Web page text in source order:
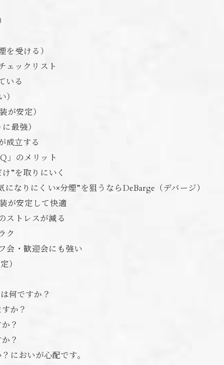
受ける）
ェックリスト
いる
が安定）
最強）
成立する
」のメリット
”を取りにいく
なりにくい×分煙”を狙うならDeBarge（デバージ）
が安定して快適
ストレスが減る
ク
会・歓迎会にも強い
）
何ですか？
か？
？
？
においが心配です。